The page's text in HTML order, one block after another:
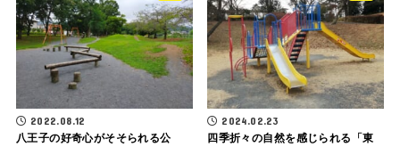
2022.08.12
八王子の好奇心がそそられる公
2024.02.23
四季折々の自然を感じられる「東